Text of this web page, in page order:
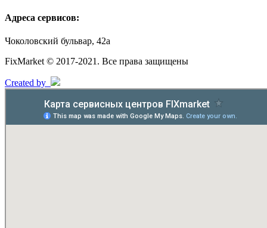
Адреса сервисов:
Чоколовский бульвар, 42а
FixMarket © 2017-2021. Все права защищены
Created by